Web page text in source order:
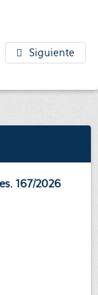
Siguiente
167/2026